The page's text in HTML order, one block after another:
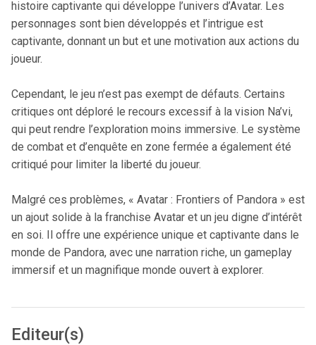
histoire captivante qui développe l’univers d’Avatar. Les
personnages sont bien développés et l’intrigue est
captivante, donnant un but et une motivation aux actions du
joueur.
Cependant, le jeu n’est pas exempt de défauts. Certains
critiques ont déploré le recours excessif à la vision Na’vi,
qui peut rendre l’exploration moins immersive. Le système
de combat et d’enquête en zone fermée a également été
critiqué pour limiter la liberté du joueur.
Malgré ces problèmes, « Avatar : Frontiers of Pandora » est
un ajout solide à la franchise Avatar et un jeu digne d’intérêt
en soi. Il offre une expérience unique et captivante dans le
monde de Pandora, avec une narration riche, un gameplay
immersif et un magnifique monde ouvert à explorer.
Editeur(s)